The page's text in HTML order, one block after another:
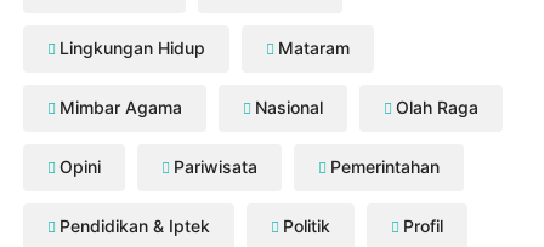
Lingkungan Hidup Mataram
Mimbar Agama Nasional Olah Raga
Opini Pariwisata Pemerintahan
Pendidikan & Iptek Politik Profil